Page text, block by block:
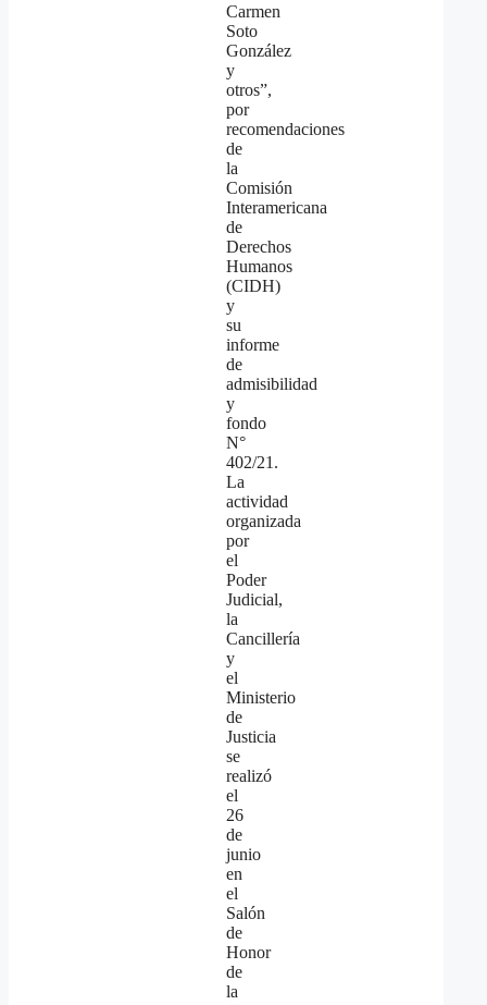
Carmen
Soto
González
y
otros”,
por
recomendaciones
de
la
Comisión
Interamericana
de
Derechos
Humanos
(CIDH)
y
su
informe
de
admisibilidad
y
fondo
N°
402/21.
La
actividad
organizada
por
el
Poder
Judicial,
la
Cancillería
y
el
Ministerio
de
Justicia
se
realizó
el
26
de
junio
en
el
Salón
de
Honor
de
la